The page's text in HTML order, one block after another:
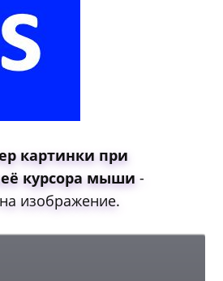
картинки при
курсора мыши -
изображение.